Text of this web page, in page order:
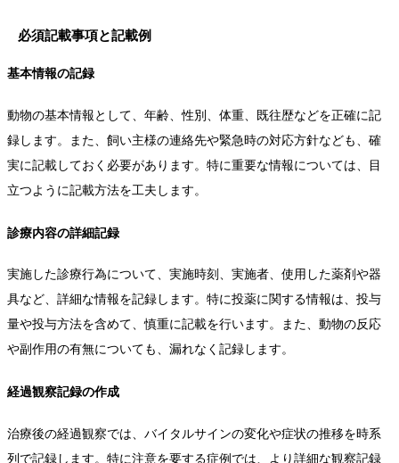
必須記載事項と記載例
基本情報の記録
動物の基本情報として、年齢、性別、体重、既往歴などを正確に記
録します。また、飼い主様の連絡先や緊急時の対応方針なども、確
実に記載しておく必要があります。特に重要な情報については、目
立つように記載方法を工夫します。
診療内容の詳細記録
実施した診療行為について、実施時刻、実施者、使用した薬剤や器
具など、詳細な情報を記録します。特に投薬に関する情報は、投与
量や投与方法を含めて、慎重に記載を行います。また、動物の反応
や副作用の有無についても、漏れなく記録します。
経過観察記録の作成
治療後の経過観察では、バイタルサインの変化や症状の推移を時系
列で記録します。特に注意を要する症例では、より詳細な観察記録